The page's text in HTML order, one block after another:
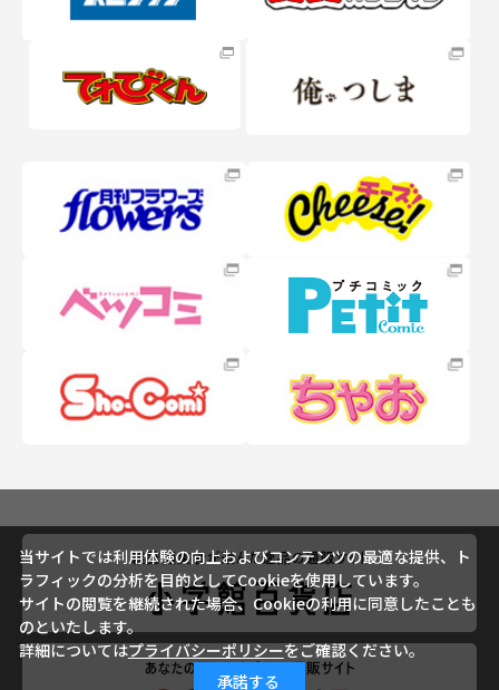
当サイトでは利用体験の向上およびコンテンツの最適な提供、ト
ラフィックの分析を目的としてCookieを使用しています。
サイトの閲覧を継続された場合、Cookieの利用に同意したことも
のといたします。
詳細についてはプライバシーポリシーをご確認ください。
承諾する